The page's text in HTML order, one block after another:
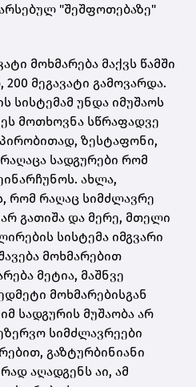
"შეშფოთებაზე"
მოხმარება მაქვს წამში
მეგავატი გამოვარდა.
სისტემამ უნდა იმუშაოს
ეს მოთხოვნა სწრაფადვე
ზესტაფონი,
სადგურები რომ
ახლა,
რომ რაღაც სიმძლავრე
გათიშა და მერე, მთელი
სისტემა იმგვარი
მოხმარებით
მეტია, მაშნვე
მოხმარებისგან
სადგურის მუშაობა არ
სიმძლავრეები
გაზტურბინიანი
აღადგენს აი, ამ